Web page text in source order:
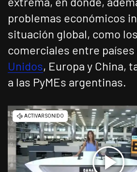
problemas económicos
situación global, como
comerciales entre países
Unidos, Europa y China,
a las PyMEs argentinas.